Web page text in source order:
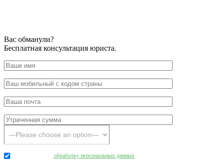
Вас обманули?
Бесплатная консультация юриста.
обработку персональных данных